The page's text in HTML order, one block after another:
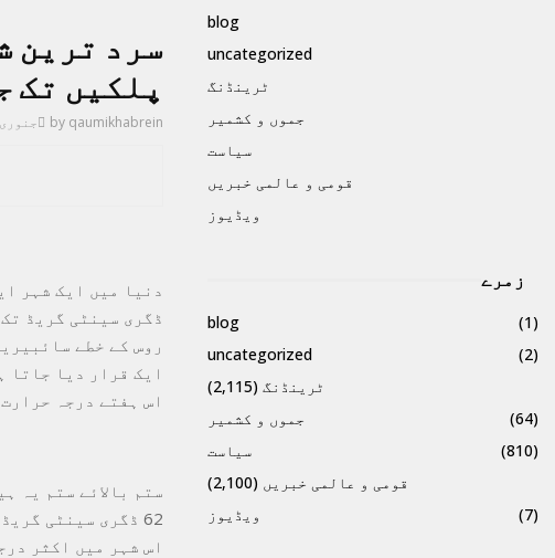
سرد ترین
پلکیں تک
by qaumikhabrein جنوری 16, 2023
ڈگری سینٹی گریڈ
روس کے خطے
ایک قرار دیا جاتا
اس ہفتے درجہ حرارت منفی 50 ڈگری سینٹی
ستم بالائے ستم یہ
blog
uncategorized
ٹرینڈنگ
جموں و کشمیر
سیاست
قومی و عالمی خبریں
ویڈیوز
زمرے
blog
(1)
uncategorized
(2)
ٹرینڈنگ (2,115)
جموں و کشمیر
(64)
سیاست
(810)
قومی و عالمی خبریں (2,100)
ویڈیوز
(7)